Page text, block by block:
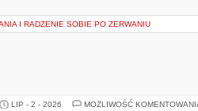
I RADZENIE SOBIE PO ZERWANIU
LIP - 2 - 2026 MOŻLIWOŚĆ